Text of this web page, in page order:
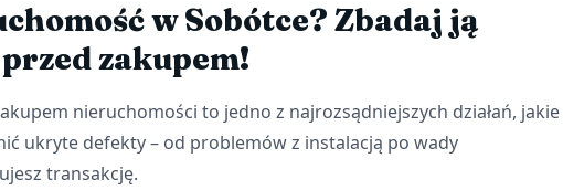
w Sobótce? Zbadaj ją
zakupem!
nieruchomości to jedno z najrozsądniejszych działań, jakie
ukryte defekty – od problemów z instalacją po wady
transakcję.